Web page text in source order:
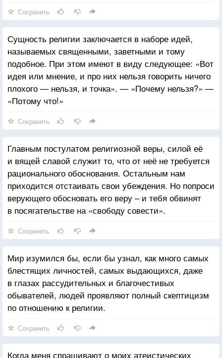
Сохранить
Сущность религии заключается в наборе идей,
называемых священными, заветными и тому
подобное. При этом имеют в виду следующее: «Вот
идея или мнение, и про них нельзя говорить ничего
плохого — нельзя, и точка». — «Почему нельзя?» —
«Потому что!»
Сохранить
Главным постулатом религиозной веры, силой её
и вящей славой служит то, что от неё не требуется
рационального обоснования. Остальным нам
приходится отстаивать свои убеждения. Но попроси
верующего обосновать его веру – и тебя обвинят
в посягательстве на «свободу совести».
Сохранить
Мир изумился бы, если бы узнал, как много самых
блестящих личностей, самых выдающихся, даже
в глазах рассудительных и благочестивых
обывателей, людей проявляют полный скептицизм
по отношению к религии.
Сохранить
Когда меня спрашивают о моих атеистических